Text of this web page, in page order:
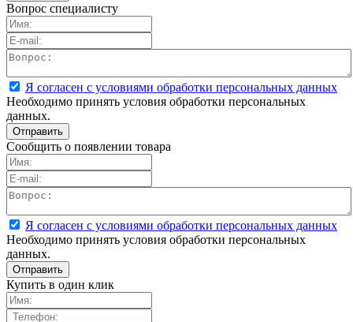
Вопрос специалисту
Я согласен с условиями обработки персональных данных
Необходимо принять условия обработки персональных
данных.
Сообщить о появлении товара
Я согласен с условиями обработки персональных данных
Необходимо принять условия обработки персональных
данных.
Купить в один клик